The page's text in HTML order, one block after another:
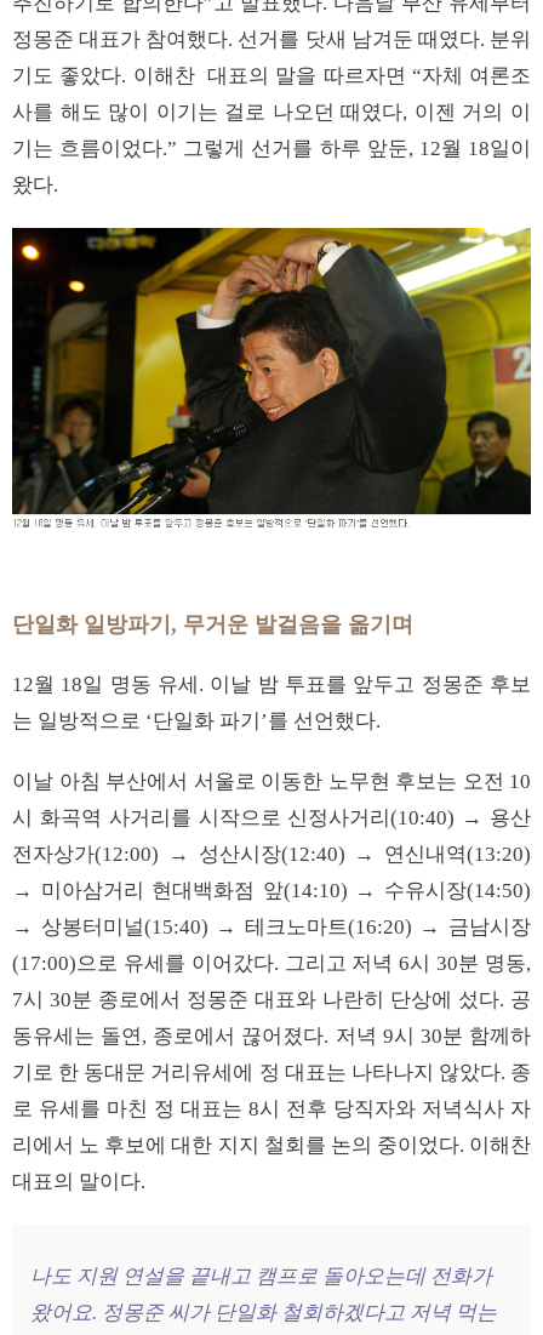
정몽준 대표가 참여했다. 선거를 닷새 남겨둔 때였다. 분위
기도 좋았다. 이해찬 대표의 말을 따르자면 “자체 여론조
사를 해도 많이 이기는 걸로 나오던 때였다, 이젠 거의 이
기는 흐름이었다.” 그렇게 선거를 하루 앞둔, 12월 18일이
왔다.
단일화 일방파기, 무거운 발걸음을 옮기며
12월 18일 명동 유세. 이날 밤 투표를 앞두고 정몽준 후보
는 일방적으로 ‘단일화 파기’를 선언했다.
이날 아침 부산에서 서울로 이동한 노무현 후보는 오전 10
시 화곡역 사거리를 시작으로 신정사거리(10:40) → 용산
전자상가(12:00) → 성산시장(12:40) → 연신내역(13:20)
→ 미아삼거리 현대백화점 앞(14:10) → 수유시장(14:50)
→ 상봉터미널(15:40) → 테크노마트(16:20) → 금남시장
(17:00)으로 유세를 이어갔다. 그리고 저녁 6시 30분 명동,
7시 30분 종로에서 정몽준 대표와 나란히 단상에 섰다. 공
동유세는 돌연, 종로에서 끊어졌다. 저녁 9시 30분 함께하
기로 한 동대문 거리유세에 정 대표는 나타나지 않았다. 종
로 유세를 마친 정 대표는 8시 전후 당직자와 저녁식사 자
리에서 노 후보에 대한 지지 철회를 논의 중이었다. 이해찬
대표의 말이다.
나도 지원 연설을 끝내고 캠프로 돌아오는데 전화가
왔어요. 정몽준 씨가 단일화 철회하겠다고 저녁 먹는